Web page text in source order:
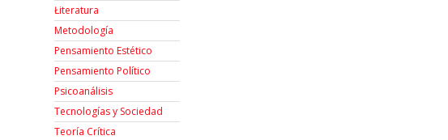
Łiteratura
Metodología
Pensamiento Estético
Pensamiento Político
Psicoanálisis
Tecnologías y Sociedad
Teoría Crítica